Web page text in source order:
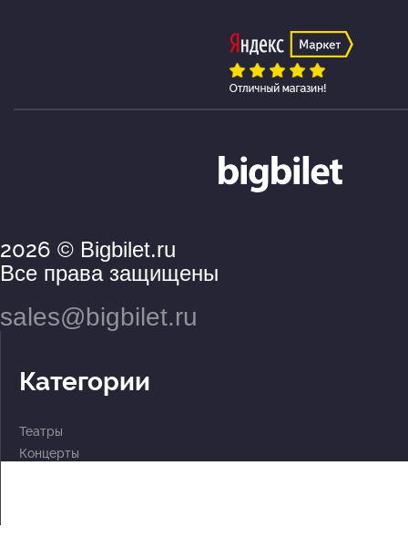
2026 © Bigbilet.ru
Все права защищены
sales@bigbilet.ru
Категории
Театры
Концерты